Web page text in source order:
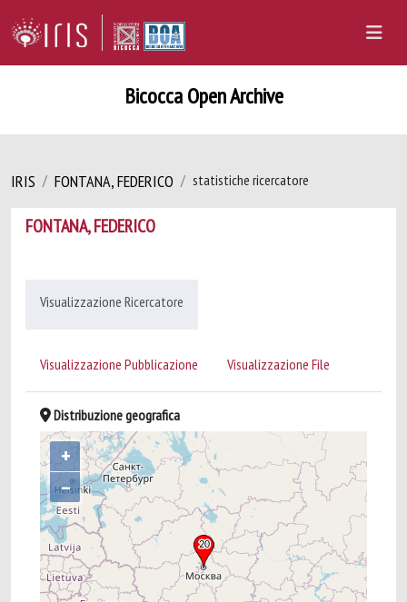
Bicocca Open Archive
IRIS FONTANA, FEDERICO statistiche ricercatore
FONTANA, FEDERICO
Visualizzazione Ricercatore
Visualizzazione Pubblicazione Visualizzazione File
Distribuzione geografica
+
–